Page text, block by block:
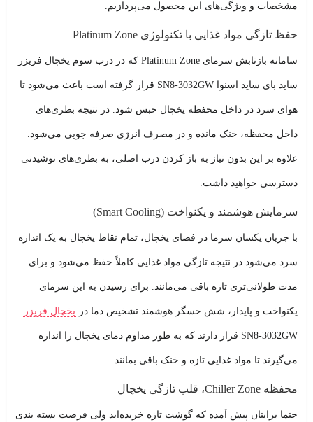
مشخصات و ویژگی‌های این محصول می‌پردازیم.
حفظ تازگی مواد غذایی با تکنولوژی Platinum Zone
سامانه بازتابش سرمای Platinum Zone که در درب سوم یخچال فریزر
ساید بای ساید اسنوا SN8-3032GW قرار گرفته است باعث می‌شود تا
هوای سرد در داخل محفظه یخچال حبس شود. در نتیجه بطری‌های
داخل محفظه، خنک مانده و در مصرف انرژی صرفه جویی می‌شود.
علاوه بر این بدون نیاز به باز کردن درب اصلی، به بطری‌های نوشیدنی
دسترسی خواهید داشت.
سرمایش هوشمند و یکنواخت (Smart Cooling)
با جریان یکسان سرما در فضای یخچال، تمام نقاط یخچال به یک اندازه
سرد می‌شود در نتیجه تازگی مواد غذایی کاملاً حفظ می‌شود و برای
مدت طولانی‌تری تازه باقی می‌مانند. برای رسیدن به این سرمای
یکنواخت و پایدار، شش حسگر هوشمند تشخیص دما در یخچال فریزر
SN8-3032GW قرار دارند که به طور مداوم دمای یخچال را اندازه
می‌گیرند تا مواد غذایی تازه و خنک باقی بمانند.
محفظه Chiller Zone، قلب تازگی یخچال
حتما برایتان پیش آمده که گوشت تازه خریده‌اید ولی فرصت بسته بندی